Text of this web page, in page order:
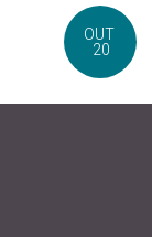
OUT
20